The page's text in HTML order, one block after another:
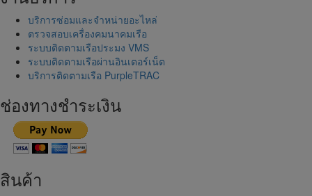
บริการซ่อมและจำหน่ายอะไหล่
ตรวจสอบเครื่องคมนาคมเรือ
ระบบติดตามเรือประมง VMS
ระบบติดตามเรือผ่านอินเตอร์เน็ต
บริการติดตามเรือ PurpleTRAC
ช่องทางชำระเงิน
สินค้า